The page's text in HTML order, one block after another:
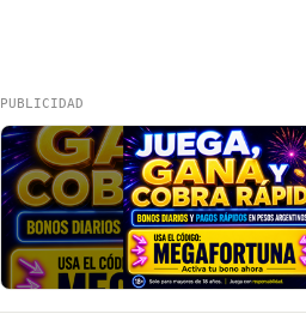
PUBLICIDAD